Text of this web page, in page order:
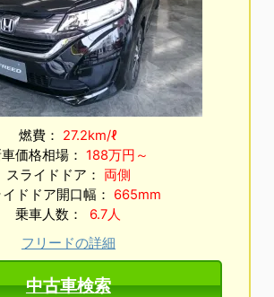
燃費： 27.2km/ℓ
価格相場： 188万円～
スライドドア： 両側
ドドア開口幅： 665mm
乗車人数： 6.7人
フリードの詳細
中古車検索